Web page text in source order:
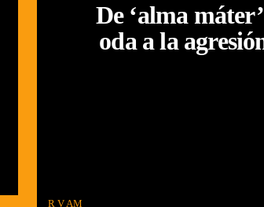
De ‘alma
oda a la
R V AM